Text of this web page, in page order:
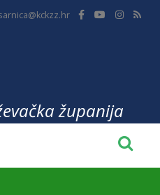
županija